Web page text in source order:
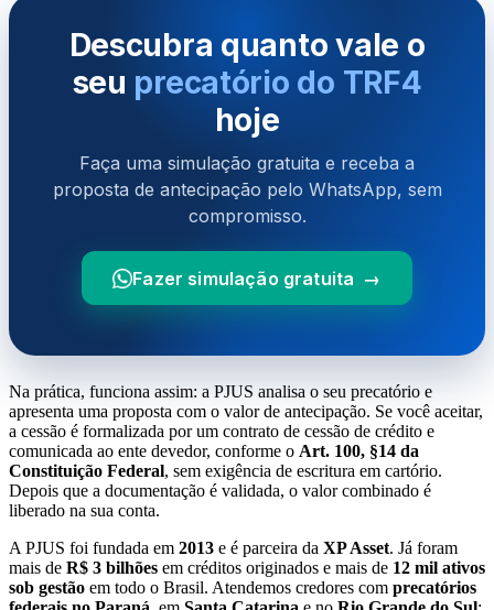
Descubra quanto vale o
seu precatório do TRF4
hoje
Faça uma simulação gratuita e receba a
proposta de antecipação pelo WhatsApp, sem
compromisso.
Fazer simulação gratuita →
Na prática, funciona assim: a PJUS analisa o seu precatório e
apresenta uma proposta com o valor de antecipação. Se você aceitar,
a cessão é formalizada por um contrato de cessão de crédito e
comunicada ao ente devedor, conforme o Art. 100, §14 da
Constituição Federal, sem exigência de escritura em cartório.
Depois que a documentação é validada, o valor combinado é
liberado na sua conta.
A PJUS foi fundada em 2013 e é parceira da XP Asset. Já foram
mais de R$ 3 bilhões em créditos originados e mais de 12 mil ativos
sob gestão em todo o Brasil. Atendemos credores com precatórios